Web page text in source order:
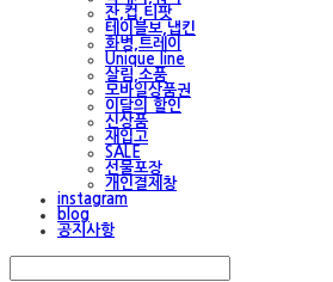
잔,컵,티팟
테이블보,냅킨
화병,트레이
Unique line
살림,소품
모바일상품권
이달의 할인
신상품
재입고
SALE
선물포장
개인결제창
instagram
blog
공지사항